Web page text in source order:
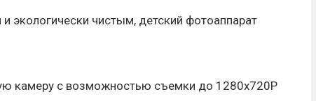
экологически чистым, детский фотоаппарат
камеру с возможностью съемки до 1280x720P